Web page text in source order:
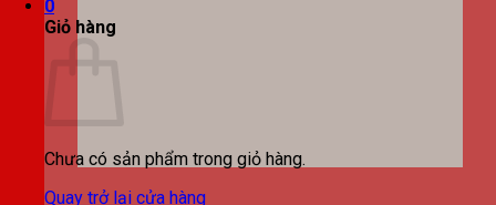
0
Giỏ hàng
Chưa có sản phẩm trong giỏ hàng.
Quay trở lại cửa hàng